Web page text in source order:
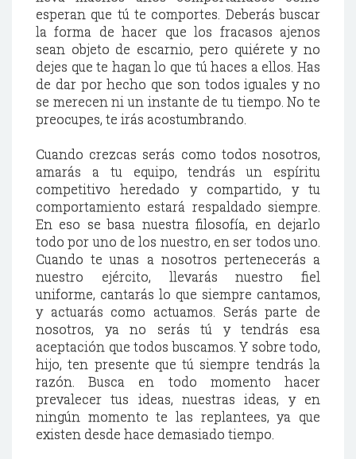
esperan que tú te comportes. Deberás buscar
la forma de hacer que los fracasos ajenos
sean objeto de escarnio, pero quiérete y no
dejes que te hagan lo que tú haces a ellos. Has
de dar por hecho que son todos iguales y no
se merecen ni un instante de tu tiempo. No te
preocupes, te irás acostumbrando.
Cuando crezcas serás como todos nosotros,
amarás a tu equipo, tendrás un espíritu
competitivo heredado y compartido, y tu
comportamiento estará respaldado siempre.
En eso se basa nuestra filosofía, en dejarlo
todo por uno de los nuestro, en ser todos uno.
Cuando te unas a nosotros pertenecerás a
nuestro ejército, llevarás nuestro fiel
uniforme, cantarás lo que siempre cantamos,
y actuarás como actuamos. Serás parte de
nosotros, ya no serás tú y tendrás esa
aceptación que todos buscamos. Y sobre todo,
hijo, ten presente que tú siempre tendrás la
razón. Busca en todo momento hacer
prevalecer tus ideas, nuestras ideas, y en
ningún momento te las replantees, ya que
existen desde hace demasiado tiempo.